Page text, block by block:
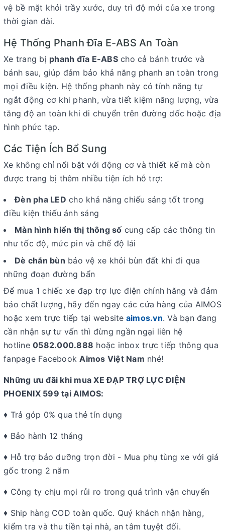
vệ bề mặt khỏi trầy xước, duy trì độ mới của xe trong
thời gian dài.
Hệ Thống Phanh Đĩa E-ABS An Toàn
Xe trang bị phanh đĩa E-ABScho cả bánh trước và
bánh sau, giúp đảm bảo khả năng phanh an toàn trong
mọi điều kiện. Hệ thống phanh này có tính năng tự
ngắt động cơ khi phanh, vừa tiết kiệm năng lượng, vừa
tăng độ an toàn khi di chuyển trên đường dốc hoặc địa
hình phức tạp.
Các Tiện Ích Bổ Sung
Xe không chỉ nổi bật với động cơ và thiết kế mà còn
được trang bị thêm nhiều tiện ích hỗ trợ:
Đèn pha LED cho khả năng chiếu sáng tốt trong
điều kiện thiếu ánh sáng
Màn hình hiển thị thông số cung cấp các thông tin
như tốc độ, mức pin và chế độ lái
Dè chắn bùn bảo vệ xe khỏi bùn đất khi đi qua
những đoạn đường bẩn
Để mua 1 chiếc xe đạp trợ lực điện chính hãng và đảm
bảo chất lượng, hãy đến ngay các cửa hàng của AIMOS
hoặc xem trực tiếp tại website aimos.vn. Và bạn đang
cần nhận sự tư vấn thì đừng ngần ngại liên hệ
hotline 0582.000.888 hoặc inbox trực tiếp thông qua
fanpage Facebook Aimos Việt Nam nhé!
Những ưu đãi khi mua XE ĐẠP TRỢ LỰC ĐIỆN
PHOENIX 599 tại AIMOS:
♦ Trả góp 0% qua thẻ tín dụng
♦ Bảo hành 12 tháng
♦ Hỗ trợ bảo dưỡng trọn đời - Mua phụ tùng xe với giá
gốc trong 2 năm
♦ Công ty chịu mọi rủi ro trong quá trình vận chuyển
♦ Ship hàng COD toàn quốc. Quý khách nhận hàng,
kiểm tra và thu tiền tại nhà, an tâm tuyệt đối.